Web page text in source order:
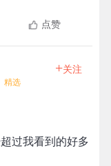
点赞
精选
+关注
过我看到的好多